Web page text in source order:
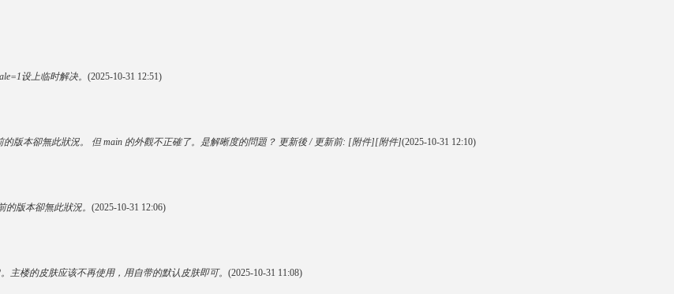
设上临时解决。 (2025-10-31 12:51)
版本卻無此狀況。 但 main 的外觀不正確了。是解晰度的問題？ 更新後 / 更新前: [附件][附件](2025-10-31 12:10)
版本卻無此狀況。 (2025-10-31 12:06)
主楼的皮肤应该不再使用，用自带的默认皮肤即可。 (2025-10-31 11:08)